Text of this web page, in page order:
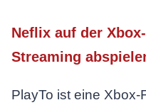
Neflix auf der
Streaming
PlayTo ist eine